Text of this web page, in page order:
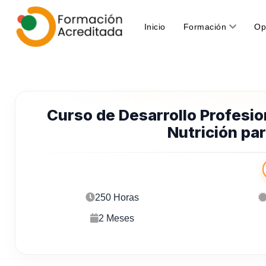
Inicio(current)Formación
Curso de Desarrollo
Nutrición
250 Horas
2 Meses